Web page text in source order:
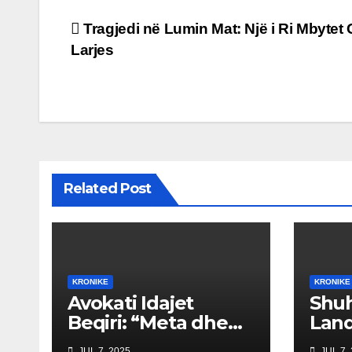
Post
navigation
Tragjedi në Lumin Mat: Një i Ri Mbytet
Larjes
Related Post
KRONIKE
Avokati Idajet
Beqiri: “Meta dhe
Berisha kanë
KRONIKE